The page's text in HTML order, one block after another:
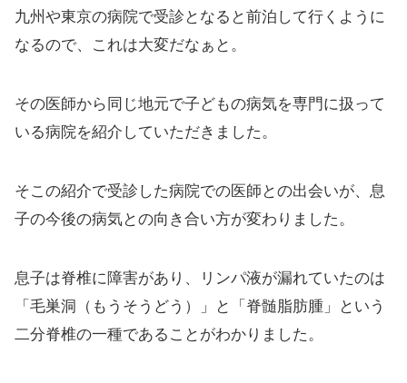
九州や東京の病院で受診となると前泊して行くように
なるので、これは大変だなぁと。
その医師から同じ地元で子どもの病気を専門に扱って
いる病院を紹介していただきました。
そこの紹介で受診した病院での医師との出会いが、息
子の今後の病気との向き合い方が変わりました。
息子は脊椎に障害があり、リンパ液が漏れていたのは
「毛巣洞（もうそうどう）」と「脊髄脂肪腫」という
二分脊椎の一種であることがわかりました。